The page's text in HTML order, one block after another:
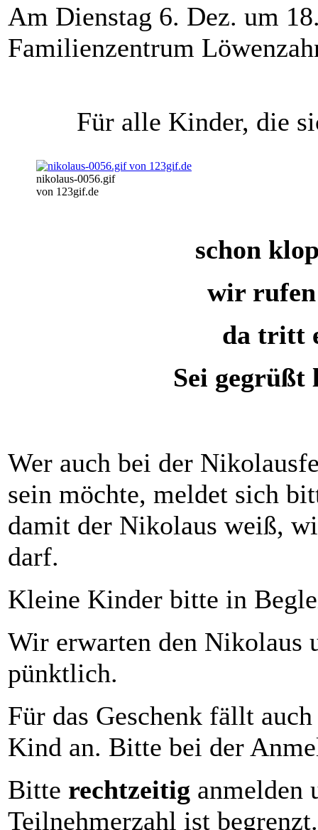
Am Dienstag 6. Dez. um
Familienzentrum
Für alle Kinder, die
nikolaus-0056.gif
von 123gif.de
schon
wir
da tritt
Sei gegrüßt
Wer auch bei der
sein möchte, meldet sich
damit der Nikolaus weiß,
darf.
Kleine Kinder bitte in
Wir erwarten den Nikolaus
pünktlich.
Für das Geschenk fällt
Kind an. Bitte bei der
Bitte rechtzeitig anmelden
Teilnehmerzahl ist begrenzt.